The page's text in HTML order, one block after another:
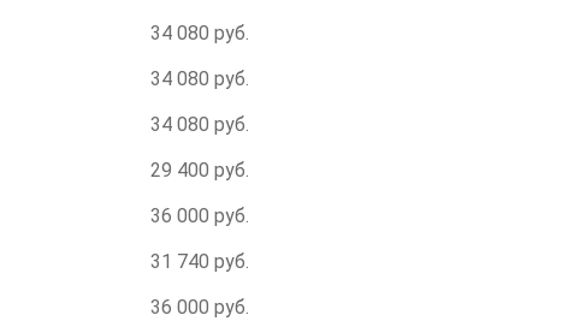
34 080 руб.
34 080 руб.
34 080 руб.
29 400 руб.
36 000 руб.
31 740 руб.
36 000 руб.